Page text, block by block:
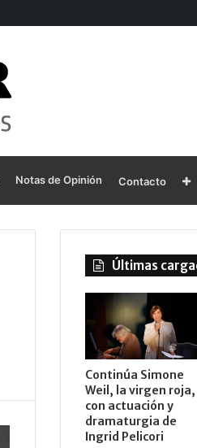
Notas de Opinión Contacto
Últimas
Continúa Simone
Weil, la virgen roja,
con actuación y
dramaturgia de
Ingrid Pelicori